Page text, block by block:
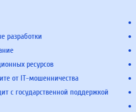
разработки
ресурсов
от IT-мошенничества
с государственной поддержкой